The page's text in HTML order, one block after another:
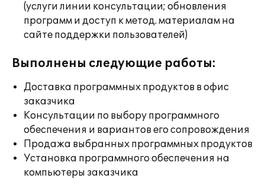
(услуги линии консультации; обновления
программ и доступ к метод. материалам на
сайте поддержки пользователей)
Выполнены следующие работы:
Доставка программных продуктов в офис
заказчика
Консультации по выбору программного
обеспечения и вариантов его сопровождения
Продажа выбранных программных продуктов
Установка программного обеспечения на
компьютеры заказчика